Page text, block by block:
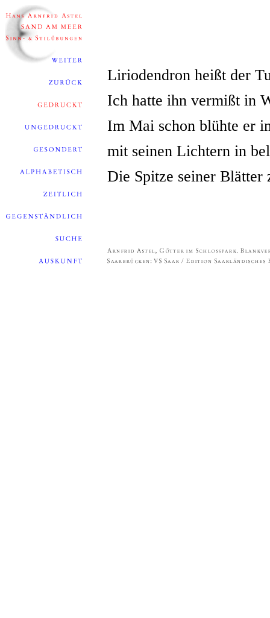
Liriodendron heißt der
Ich hatte ihn vermißt in
Im Mai schon blühte er
mit seinen Lichtern in
Die Spitze seiner Blätter